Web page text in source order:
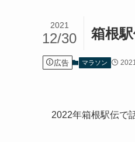
箱根
2021
12/30
広告 マラソン
2022年箱根駅伝で